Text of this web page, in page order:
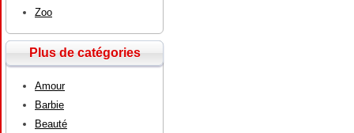
Zoo
Plus de catégories
Amour
Barbie
Beauté